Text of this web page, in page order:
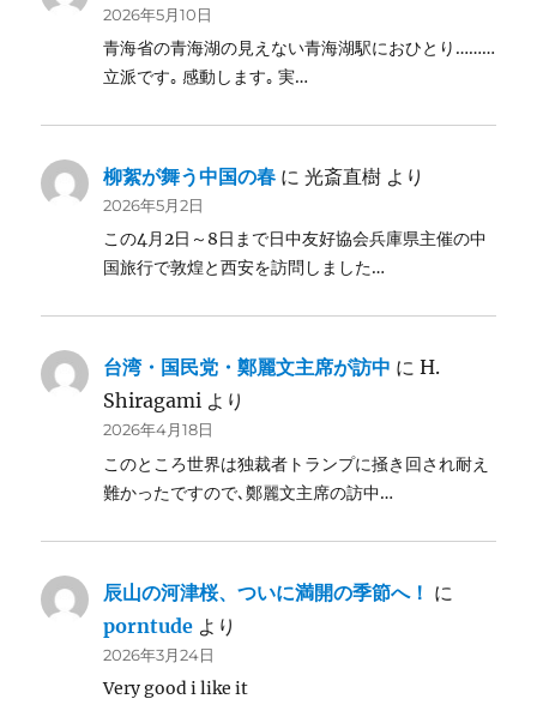
2026年5月10日
青海省の青海湖の見えない青海湖駅におひとり………
立派です｡ 感動します｡ 実…
柳絮が舞う中国の春 に光斎直樹 より
2026年5月2日
この4月2日～8日まで日中友好協会兵庫県主催の中
国旅行で敦煌と西安を訪問しました…
台湾・国民党・鄭麗文主席が訪中 にH.
Shiragami より
2026年4月18日
このところ世界は独裁者トランプに掻き回され耐え
難かったですので､鄭麗文主席の訪中…
辰山の河津桜、ついに満開の季節へ！ に
porntude より
2026年3月24日
Very good i like it